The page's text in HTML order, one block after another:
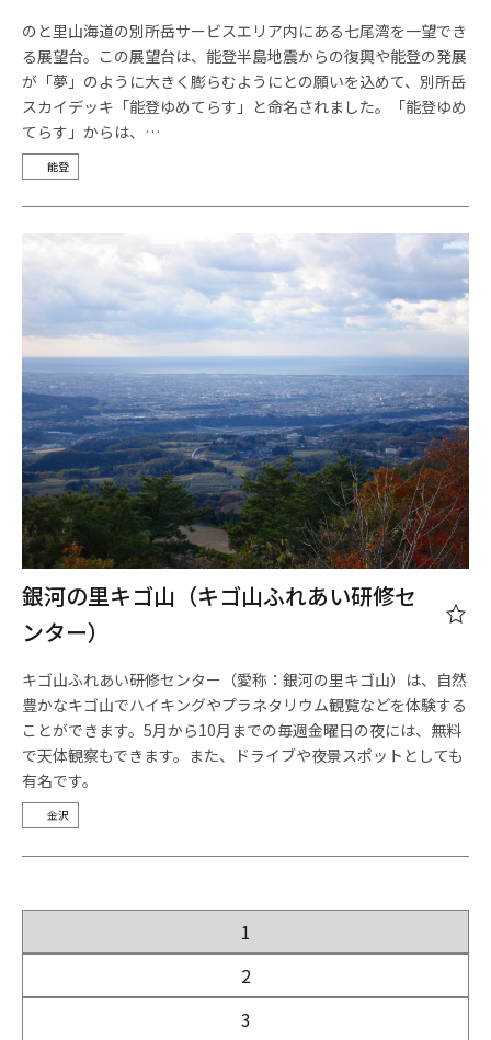
のと里山海道の別所岳サービスエリア内にある七尾湾を一望でき
る展望台。この展望台は、能登半島地震からの復興や能登の発展
が「夢」のように大きく膨らむようにとの願いを込めて、別所岳
スカイデッキ「能登ゆめてらす」と命名されました。「能登ゆめ
てらす」からは、…
能登
銀河の里キゴ山（キゴ山ふれあい研修セ
ンター）
キゴ山ふれあい研修センター（愛称：銀河の里キゴ山）は、自然
豊かなキゴ山でハイキングやプラネタリウム観覧などを体験する
ことができます。5月から10月までの毎週金曜日の夜には、無料
で天体観察もできます。また、ドライブや夜景スポットとしても
有名です。
金沢
1
2
3